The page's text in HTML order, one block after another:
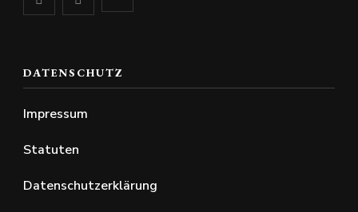
DATENSCHUTZ
Impressum
Statuten
Datenschutzerklärung